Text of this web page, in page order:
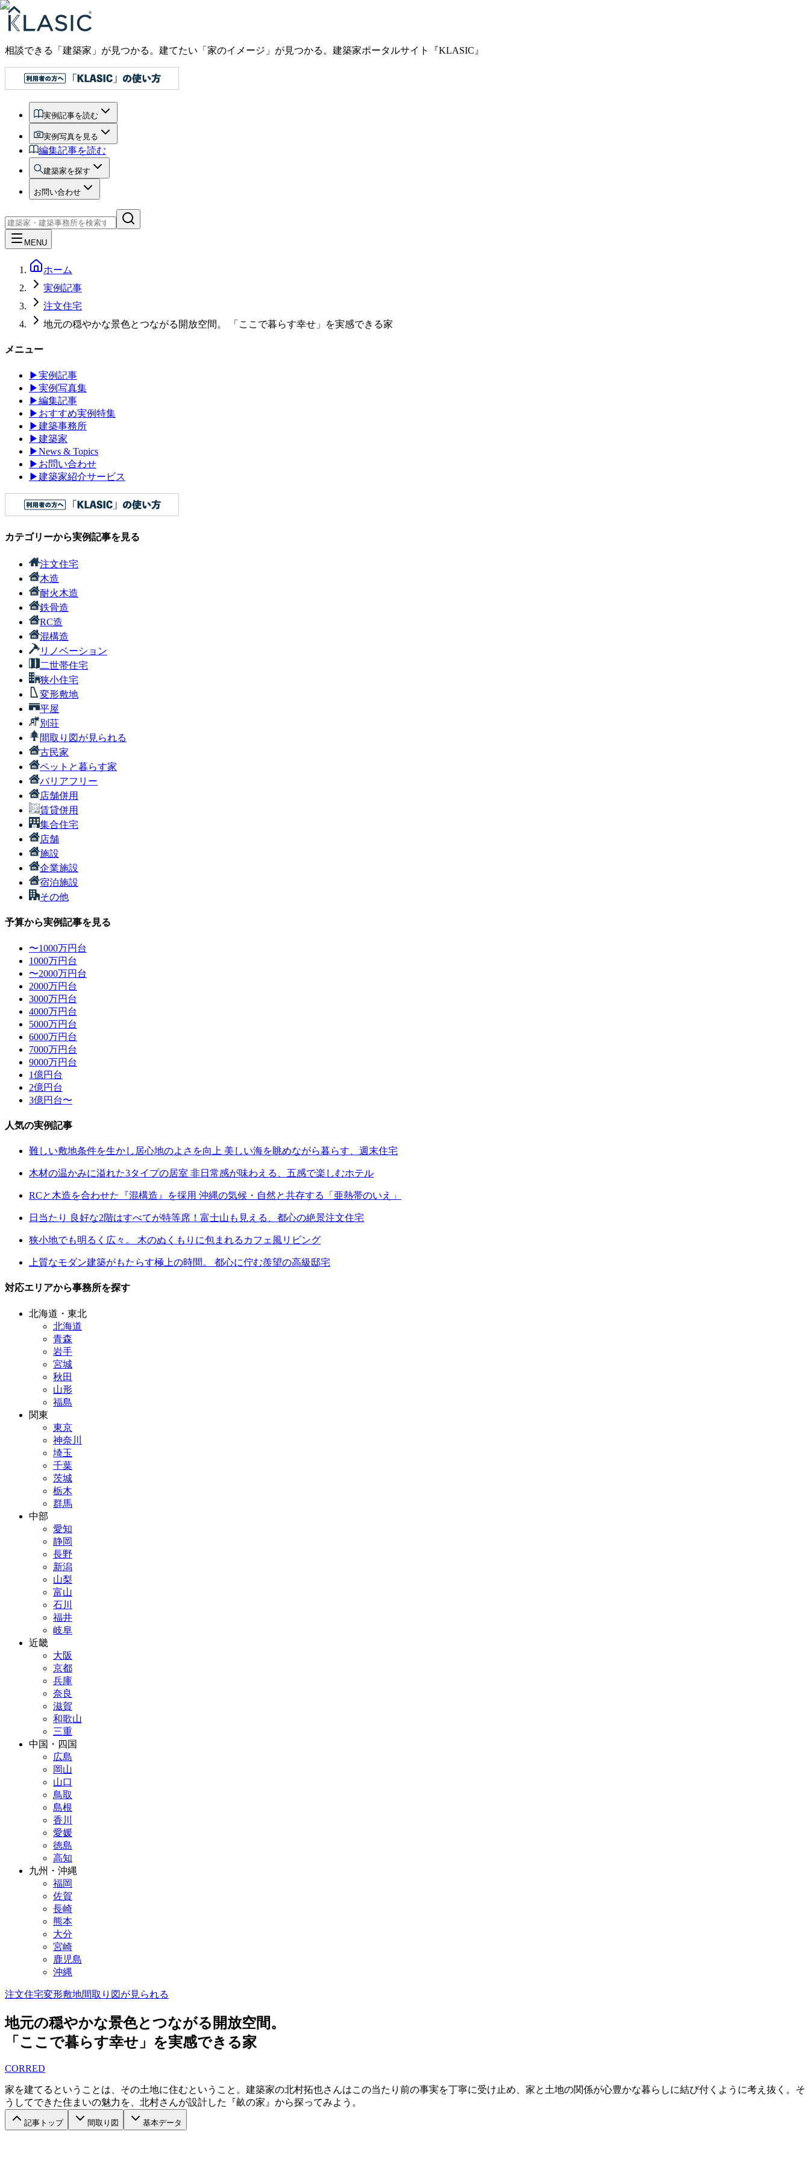
相談できる「建築家」が見つかる。建てたい「家のイメージ」が見つかる。 建築家ポータルサイト『KLASIC』
実例記事を読む
実例写真を見る
編集記事を読む
建築家を探す
お問い合わせ
MENU
ホーム
実例記事
注文住宅
地元の穏やかな景色とつながる開放空間。 「ここで暮らす幸せ」を実感できる家
メニュー
▶実例記事
▶実例写真集
▶編集記事
▶ おすすめ実例特集
▶建築事務所
▶建築家
▶News & Topics
▶ お問い合わせ
▶建築家紹介サービス
カテゴリーから実例記事を見る
注文住宅
木造
耐火木造
鉄骨造
RC造
混構造
リノベーション
二世帯住宅
狭小住宅
変形敷地
平屋
別荘
間取り図が見られる
古民家
ペットと暮らす家
バリアフリー
店舗併用
賃貸併用
集合住宅
店舗
施設
企業施設
宿泊施設
その他
予算から実例記事を見る
〜1000万円台
1000万円台
〜2000万円台
2000万円台
3000万円台
4000万円台
5000万円台
6000万円台
7000万円台
9000万円台
1億円台
2億円台
3億円台〜
人気の実例記事
難しい敷地条件を生かし居心地のよさを向上 美しい海を眺めながら暮らす、週末住宅
木材の温かみに溢れた3タイプの居室 非日常感が味わえる、五感で楽しむホテル
RCと木造を合わせた『混構造』を採用 沖縄の気候・自然と共存する「亜熱帯のいえ」
日当たり 良好な2階はすべてが特等席！富士山も見える、都心の絶景注文住宅
狭小地でも明るく広々。 木のぬくもりに包まれるカフェ風リビング
上質なモダン建築がもたらす極上の時間。 都心に佇む羨望の高級邸宅
対応エリアから事務所を探す
北海道・東北
北海道
青森
岩手
宮城
秋田
山形
福島
関東
東京
神奈川
埼玉
千葉
茨城
栃木
群馬
中部
愛知
静岡
長野
新潟
山梨
富山
石川
福井
岐阜
近畿
大阪
京都
兵庫
奈良
滋賀
和歌山
三重
中国・四国
広島
岡山
山口
鳥取
島根
香川
愛媛
徳島
高知
九州・沖縄
福岡
佐賀
長崎
熊本
大分
宮崎
鹿児島
沖縄
注文住宅変形敷地間取り図が見られる
地元の穏やかな景色とつながる開放空間。
「ここで暮らす幸せ」を実感できる家
CORRED
家を建てるということは、その土地に住むということ。建築家の北村拓也さんはこの当たり前の事実を丁寧に受け止め、家と土地の関係が心豊かな暮らしに結び付くように考え抜く。そ
うしてできた住まいの魅力を、北村さんが設計した『畝の家』から探ってみよう。
記事トップ 間取り図 基本データ